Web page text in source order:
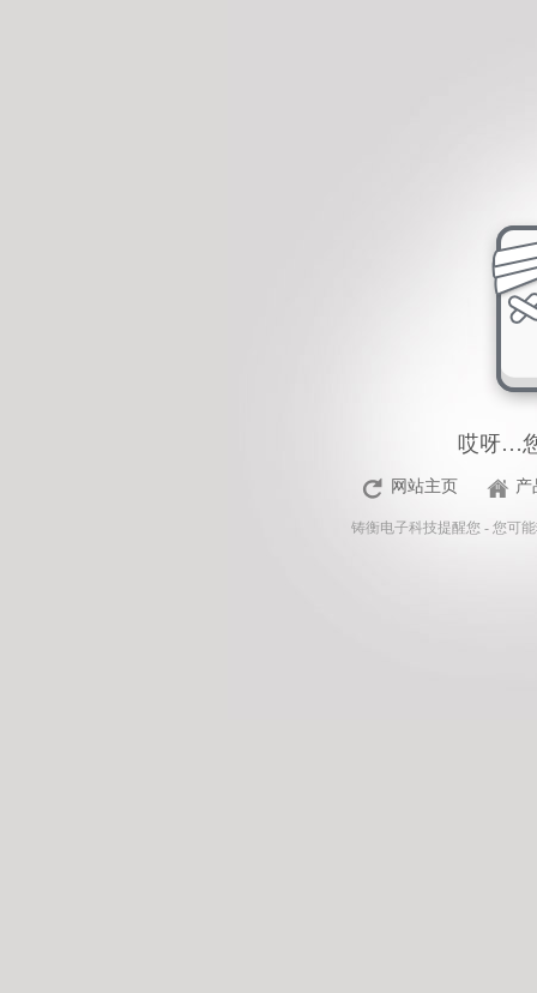
哎呀…
网站主页 产
铸衡电子科技提醒您 - 您可